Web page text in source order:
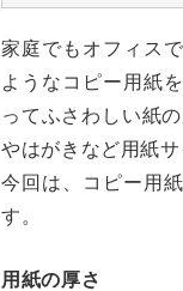
家庭でもオフィス
ようなコピー用紙
ってふさわしい紙
やはがきなど用紙サ
今回は、コピー用
す。
用紙の厚さ